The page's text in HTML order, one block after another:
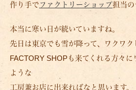
作り手で ファクトリーショップ担当の
本当に寒い日が続いていますね。
先日は東京でも雪が降って、ワクワク
FACTORY SHOPも来てくれる方々に
ような
工房兼お店に出来ればなと思います。